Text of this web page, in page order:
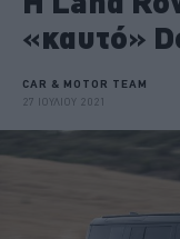
«καυτό»
CAR & MOTOR TEAM
27 ΙΟΥΛΙΟΥ 2021